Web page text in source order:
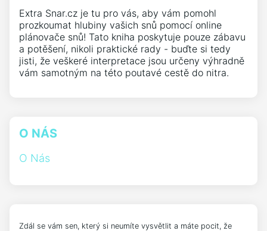
Extra Snar.cz je tu pro vás, aby vám pomohl
prozkoumat hlubiny vašich snů pomocí online
plánovače snů! Tato kniha poskytuje pouze zábavu
a potěšení, nikoli praktické rady - buďte si tedy
jisti, že veškeré interpretace jsou určeny výhradně
vám samotným na této poutavé cestě do nitra.
O NÁS
O Nás
Zdál se vám sen, který si neumíte vysvětlit a máte pocit, že